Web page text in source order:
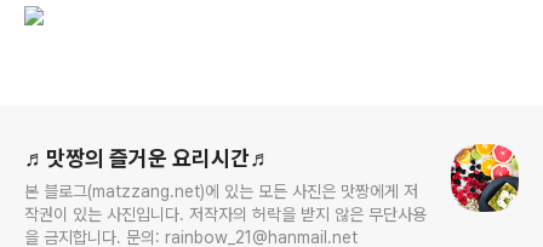
♬맛짱의 즐거운 요리시간♬
본 블로그(matzzang.net)에 있는 모든 사진은 맛짱에게 저
작권이 있는 사진입니다. 저작자의 허락을 받지 않은 무단사용
을 금지합니다. 문의: rainbow_21@hanmail.net